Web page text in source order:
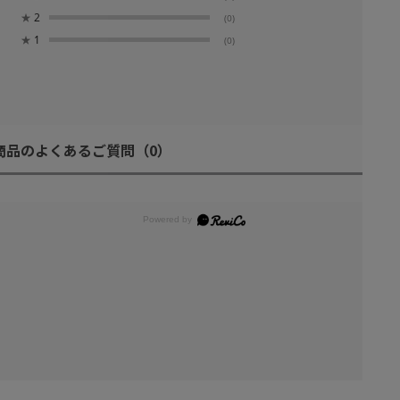
★ 2 (0)
★ 1 (0)
品のよくあるご質問 （0）